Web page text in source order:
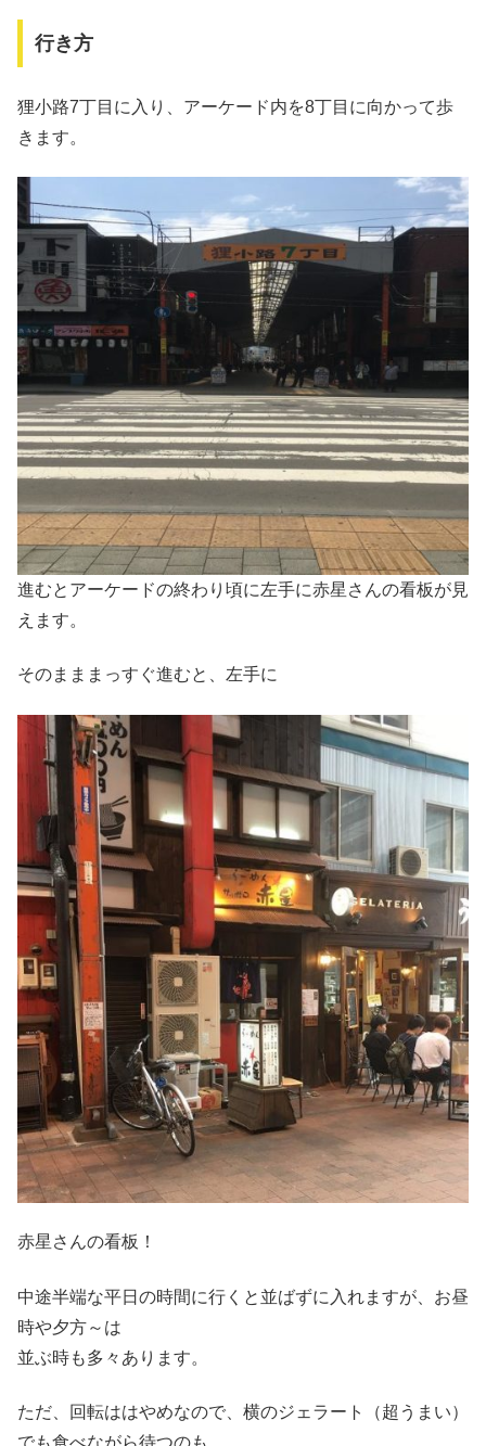
行き方
狸小路7丁目に入り、アーケード内を8丁目に向かって歩
きます。
進むとアーケードの終わり頃に左手に赤星さんの看板が見
えます。
そのまままっすぐ進むと、左手に
赤星さんの看板！
中途半端な平日の時間に行くと並ばずに入れますが、お昼
時や夕方～は
並ぶ時も多々あります。
ただ、回転ははやめなので、横のジェラート（超うまい）
でも食べながら待つのも